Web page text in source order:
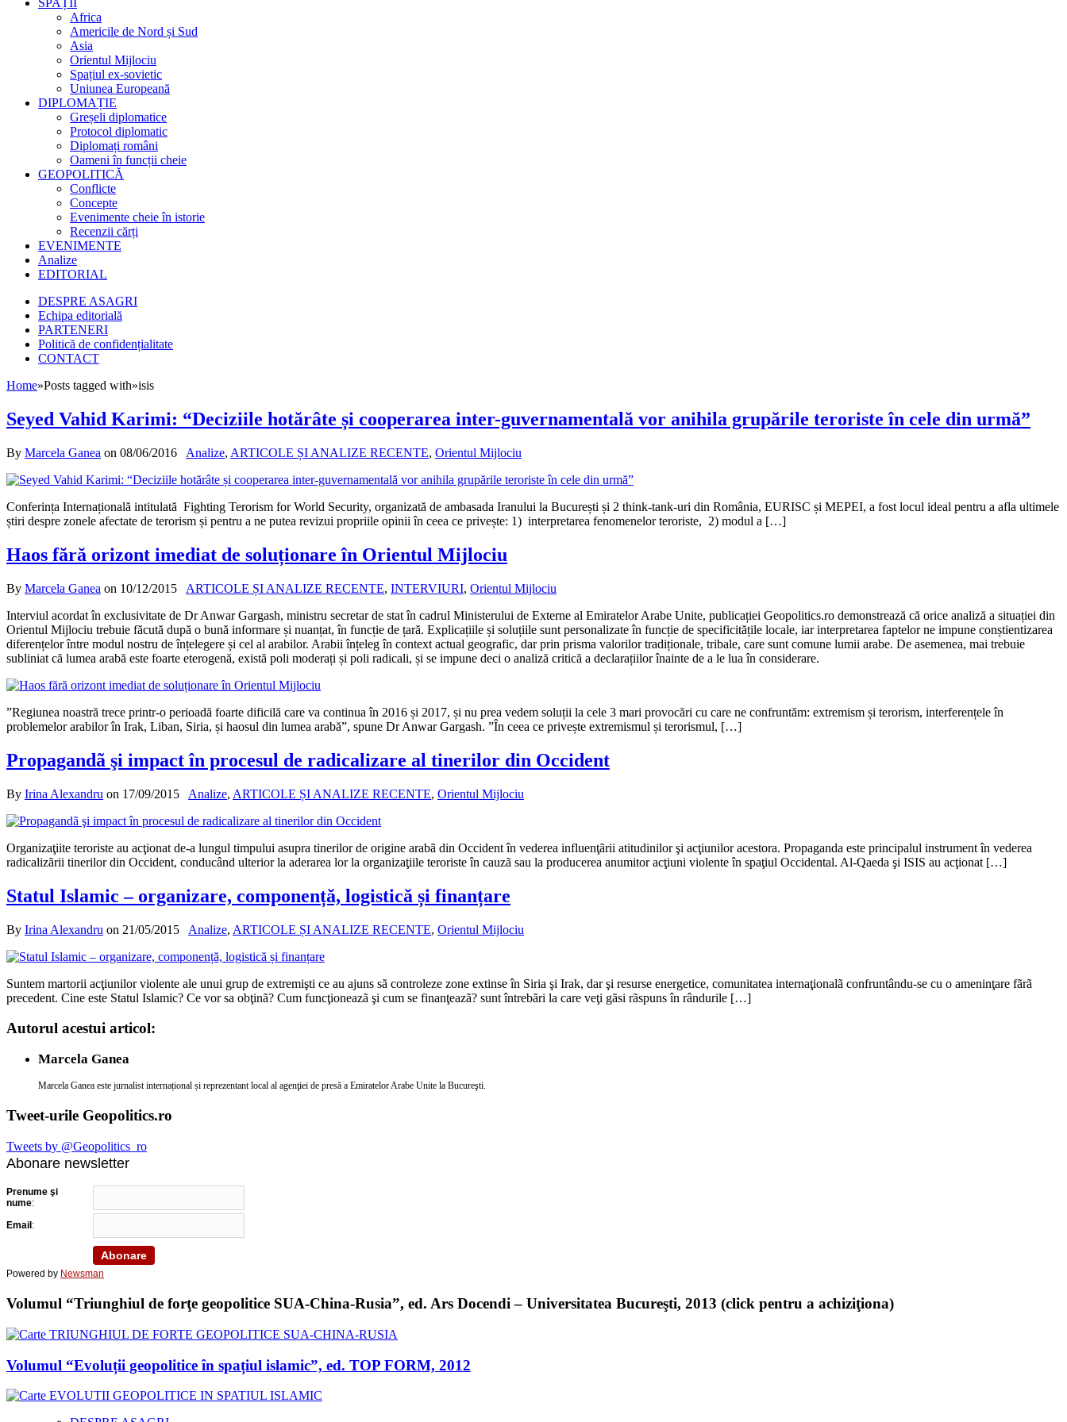
SPAȚII
Africa
Americile de Nord și Sud
Asia
Orientul Mijlociu
Spațiul ex-sovietic
Uniunea Europeană
DIPLOMAȚIE
Greșeli diplomatice
Protocol diplomatic
Diplomați români
Oameni în funcții cheie
GEOPOLITICĂ
Conflicte
Concepte
Evenimente cheie în istorie
Recenzii cărți
EVENIMENTE
Analize
EDITORIAL
DESPRE ASAGRI
Echipa editorială
PARTENERI
Politică de confidențialitate
CONTACT
Home»Posts tagged with»isis
Seyed Vahid Karimi: “Deciziile hotărâte și cooperarea inter-guvernamentală vor anihila grupările teroriste în cele din urmă”
By Marcela Ganea on 08/06/2016 Analize, ARTICOLE ȘI ANALIZE RECENTE, Orientul Mijlociu
Conferința Internațională intitulată Fighting Terorism for World Security, organizată de ambasada Iranului la București și 2 think-tank-uri din România, EURISC și MEPEI, a fost locul ideal pentru a afla ultimele
știri despre zonele afectate de terorism și pentru a ne putea revizui propriile opinii în ceea ce privește: 1) interpretarea fenomenelor teroriste, 2) modul a […]
Haos fără orizont imediat de soluționare în Orientul Mijlociu
By Marcela Ganea on 10/12/2015 ARTICOLE ȘI ANALIZE RECENTE, INTERVIURI, Orientul Mijlociu
Interviul acordat în exclusivitate de Dr Anwar Gargash, ministru secretar de stat în cadrul Ministerului de Externe al Emiratelor Arabe Unite, publicației Geopolitics.ro demonstrează că orice analiză a situației din
Orientul Mijlociu trebuie făcută după o bună informare și nuanțat, în funcție de țară. Explicațiile și soluțiile sunt personalizate în funcție de specificitățile locale, iar interpretarea faptelor ne impune conștientizarea
diferențelor între modul nostru de înțelegere și cel al arabilor. Arabii înțeleg în context actual geografic, dar prin prisma valorilor tradiționale, tribale, care sunt comune lumii arabe. De asemenea, mai trebuie
subliniat că lumea arabă este foarte eterogenă, există poli moderați și poli radicali, și se impune deci o analiză critică a declarațiilor înainte de a le lua în considerare.
”Regiunea noastră trece printr-o perioadă foarte dificilă care va continua în 2016 și 2017, și nu prea vedem soluții la cele 3 mari provocări cu care ne confruntăm: extremism și terorism, interferențele în
problemelor arabilor în Irak, Liban, Siria, și haosul din lumea arabă”, spune Dr Anwar Gargash. ”În ceea ce privește extremismul și terorismul, […]
Propagandã şi impact în procesul de radicalizare al tinerilor din Occident
By Irina Alexandru on 17/09/2015 Analize, ARTICOLE ȘI ANALIZE RECENTE, Orientul Mijlociu
Organizaţiite teroriste au acţionat de-a lungul timpului asupra tinerilor de origine arabã din Occident în vederea influenţãrii atitudinilor şi acţiunilor acestora. Propaganda este principalul instrument în vederea
radicalizãrii tinerilor din Occident, conducând ulterior la aderarea lor la organizaţiile teroriste în cauzã sau la producerea anumitor acţiuni violente în spaţiul Occidental. Al-Qaeda şi ISIS au acţionat […]
Statul Islamic – organizare, componență, logistică și finanțare
By Irina Alexandru on 21/05/2015 Analize, ARTICOLE ȘI ANALIZE RECENTE, Orientul Mijlociu
Suntem martorii acţiunilor violente ale unui grup de extremişti ce au ajuns sã controleze zone extinse în Siria şi Irak, dar şi resurse energetice, comunitatea internaţionalã confruntându-se cu o ameninţare fãrã
precedent. Cine este Statul Islamic? Ce vor sa obţinã? Cum funcţioneazã şi cum se finanţeazã? sunt întrebãri la care veţi gãsi rãspuns în rândurile […]
Autorul acestui articol:
Marcela Ganea
Marcela Ganea este jurnalist internațional și reprezentant local al agenţiei de presă a Emiratelor Arabe Unite la Bucureşti.
Tweet-urile Geopolitics.ro
Tweets by @Geopolitics_ro
Abonare newsletter
Prenume şi
nume:
Email:
Powered by Newsman
Volumul “Triunghiul de forţe geopolitice SUA-China-Rusia”, ed. Ars Docendi – Universitatea Bucureşti, 2013 (click pentru a achiziţiona)
Volumul “Evoluții geopolitice în spațiul islamic”, ed. TOP FORM, 2012